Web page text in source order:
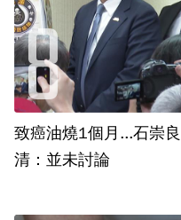
致癌油燒1個月...石崇良、姜
清：並未討論